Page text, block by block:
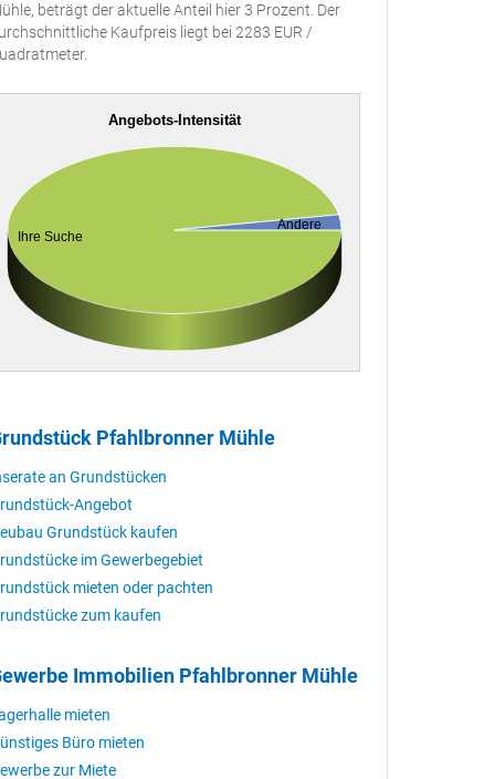
beträgt der aktuelle Anteil hier 3 Prozent. Der
Kaufpreis liegt bei 2283 EUR /
Angebots-Intensität
Ihre Suche
Andere
Pfahlbronner Mühle
an Grundstücken
Angebot
Grundstück kaufen
im Gewerbegebiet
mieten oder pachten
zum kaufen
Immobilien Pfahlbronner Mühle
mieten
Büro mieten
zur Miete